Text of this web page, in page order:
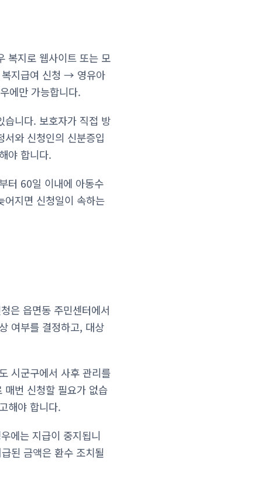
복지로 웹사이트 또는 모
지급여 신청 → 영유아
에만 가능합니다.
습니다. 보호자가 직접 방
와 신청인의 신분증입
야 합니다.
터 60일 이내에 아동수
어지면 신청일이 속하는
은 읍면동 주민센터에서
여부를 결정하고, 대상
시군구에서 사후 관리를
매번 신청할 필요가 없습
해야 합니다.
에는 지급이 중지됩니
된 금액은 환수 조치될